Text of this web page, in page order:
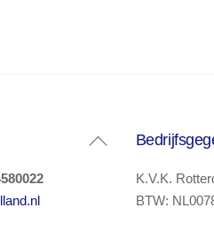
Back
K.V.K.
BTW: